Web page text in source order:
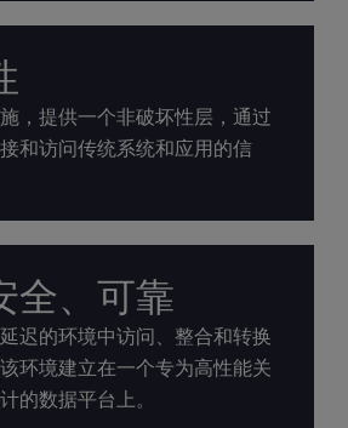
，提供一个非破坏性层，通过
和访问传统系统和应用的信
全、可靠
迟的环境中访问、整合和转换
环境建立在一个专为高性能关
的数据平台上。